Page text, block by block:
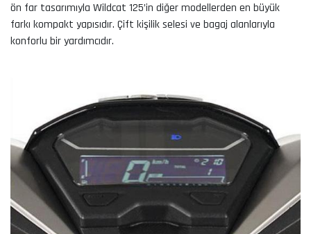
ön far tasarımıyla Wildcat 125’in diğer modellerden en büyük
farkı kompakt yapısıdır. Çift kişilik selesi ve bagaj alanlarıyla
konforlu bir yardımcıdır.